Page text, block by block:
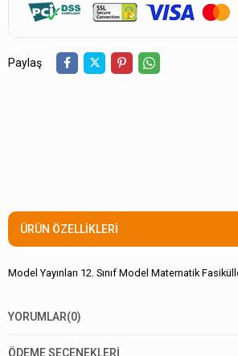
Paylaş
ÜRÜN ÖZELLIKLERI
Model Yayınları 12. Sınıf Model Matematik
YORUMLAR(0)
ÖDEME SEÇENEKLERI